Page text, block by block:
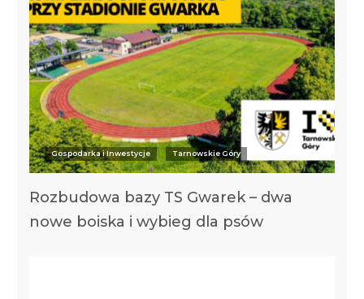
Gospodarka i Inwestycje Tarnowskie Góry
Rozbudowa bazy TS Gwarek – dwa
nowe boiska i wybieg dla psów